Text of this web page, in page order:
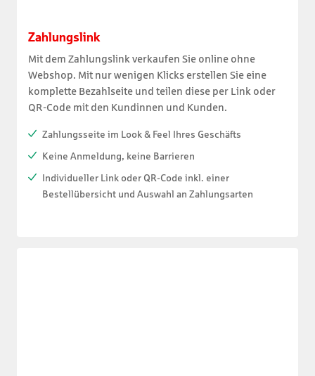
Zahlungslink
Mit dem Zahlungslink verkaufen Sie online ohne
Webshop. Mit nur wenigen Klicks erstellen Sie eine
komplette Bezahlseite und teilen diese per Link oder
QR-Code mit den Kundinnen und Kunden.
Zahlungsseite im Look & Feel Ihres Geschäfts
Keine Anmeldung, keine Barrieren
Individueller Link oder QR-Code inkl. einer
Bestellübersicht und Auswahl an Zahlungsarten